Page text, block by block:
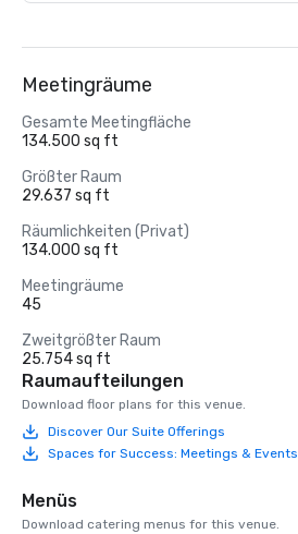
Meetingräume
Gesamte Meetingfläche
134.500 sq ft
Größter Raum
29.637 sq ft
Räumlichkeiten (Privat)
134.000 sq ft
Meetingräume
45
Zweitgrößter Raum
25.754 sq ft
Raumaufteilungen
Download floor plans for this venue.
Discover Our Suite Offerings
Spaces for Success: Meetings & Events
Menüs
Download catering menus for this venue.